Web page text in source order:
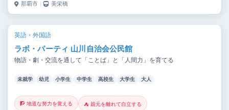
那覇市 ｜ 美栄橋
英語・外国語
ラボ・パーティ 山川自治会公民館
物語・劇・交流を通して「ことば」と「人間力」を育てる
未就学 幼児 小学生 中学生 高校生 大学生 大人
🧗 地道な努力を覚える ⛺ 親元を離れて自立する